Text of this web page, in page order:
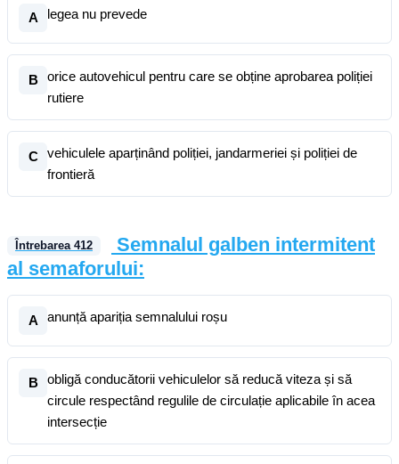
A legea nu prevede
B
orice autovehicul pentru care se obține aprobarea poliției
rutiere
C
vehiculele aparținând poliției, jandarmeriei și poliției de
frontieră
Întrebarea 412
Semnalul galben intermitent
al semaforului:
A anunță apariția semnalului roșu
B
obligă conducătorii vehiculelor să reducă viteza și să
circule respectând regulile de circulație aplicabile în acea
intersecție